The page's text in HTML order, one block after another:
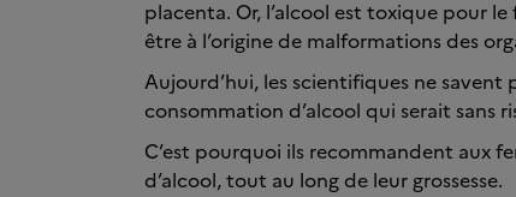
placenta. Or, l’alcool est toxique pour
être à l’origine de malformations des
Aujourd’hui, les scientifiques ne
consommation d’alcool qui serait sans
C’est pourquoi ils recommandent aux
d’alcool, tout au long de leur grossesse.